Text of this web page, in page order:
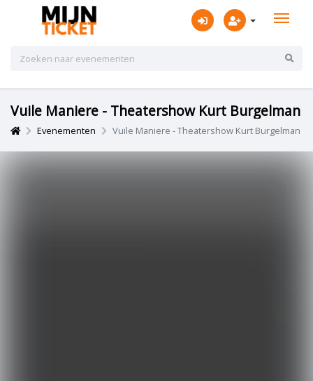
Vuile Maniere - Theatershow Kurt Burgelman
Evenementen Vuile Maniere - Theatershow Kurt Burgelman